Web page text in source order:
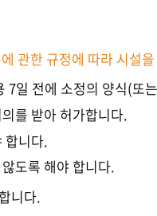
관한 규정에 따라 시설
7일 전에 소정의 양식(
를 받아 허가합니다.
합니다.
도록 해야 합니다.
니다.